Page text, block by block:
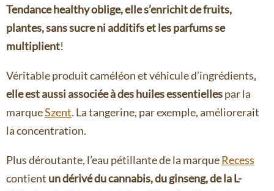
Tendance healthy oblige, elle s’enrichit de fruits,
plantes, sans sucre ni additifs et les parfums se
multiplient!
Véritable produit caméléon et véhicule d’ingrédients,
elle est aussi associée à des huiles essentiellespar la
marqueSzent. La tangerine, par exemple, améliorerait
la concentration.
Plus déroutante, l’eau pétillante de la marqueRecess
contient un dérivé du cannabis, du ginseng, de la L-